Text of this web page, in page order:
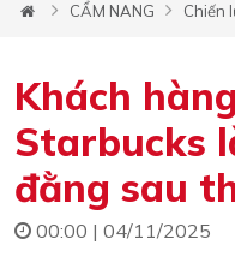
CẨM NANG Chiến
Khách
Starbucks
đằng sau
00:00 | 04/11/2025